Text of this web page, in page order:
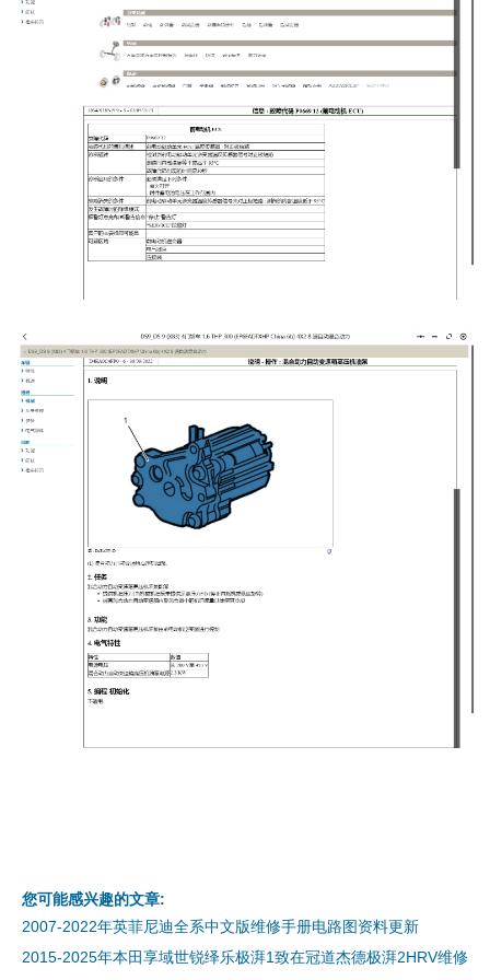
您可能感兴趣的文章:
2007-2022年英菲尼迪全系中文版维修手册电路图资料更新
2015-2025年本田享域世锐绎乐极湃1致在冠道杰德极湃2HRV维修